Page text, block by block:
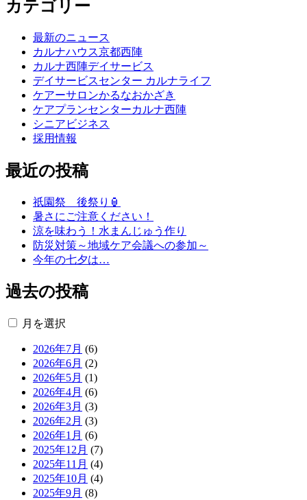
カテゴリー
最新のニュース
カルナハウス京都西陣
カルナ西陣デイサービス
デイサービスセンター カルナライフ
ケアーサロンかるなおかざき
ケアプランセンターカルナ西陣
シニアビジネス
採用情報
最近の投稿
祇園祭 後祭り🏮
暑さにご注意ください！
涼を味わう！水まんじゅう作り
防災対策～地域ケア会議への参加～
今年の七夕は…
過去の投稿
月を選択
2026年7月 (6)
2026年6月 (2)
2026年5月 (1)
2026年4月 (6)
2026年3月 (3)
2026年2月 (3)
2026年1月 (6)
2025年12月 (7)
2025年11月 (4)
2025年10月 (4)
2025年9月 (8)